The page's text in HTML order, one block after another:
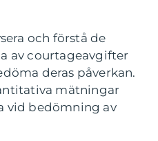
och förstå de
av courtageavgifter
deras påverkan.
mätningar
vid bedömning av